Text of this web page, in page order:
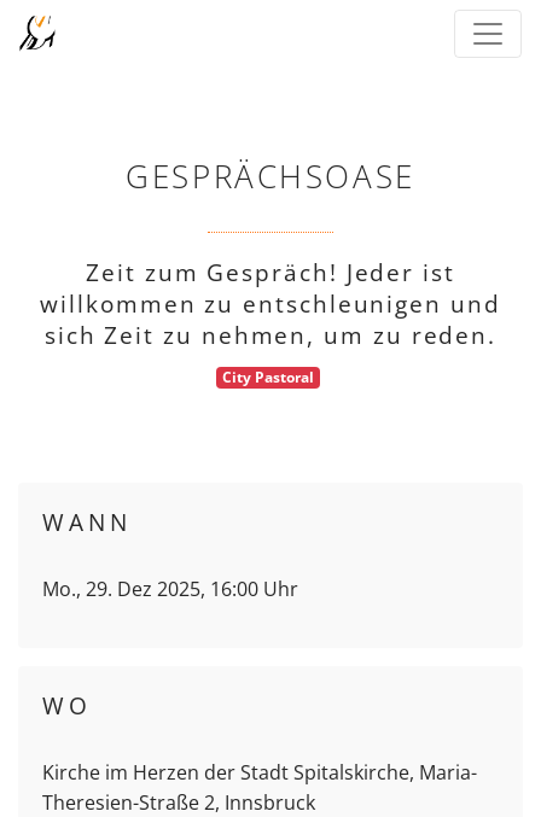
GESPRÄCHSOASE
Zeit zum Gespräch! Jeder ist
willkommen zu entschleunigen und
sich Zeit zu nehmen, um zu reden.
City Pastoral
WANN
Mo., 29. Dez 2025, 16:00 Uhr
WO
Kirche im Herzen der Stadt Spitalskirche, Maria-
Theresien-Straße 2, Innsbruck